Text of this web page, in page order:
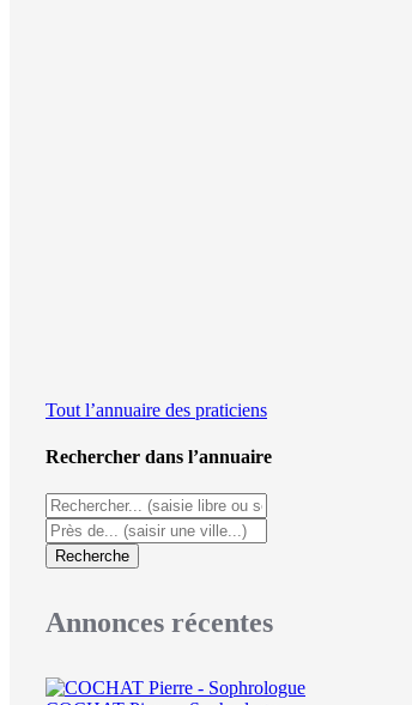
Tout l’annuaire des praticiens
Rechercher dans l’annuaire
Recherche
Annonces récentes